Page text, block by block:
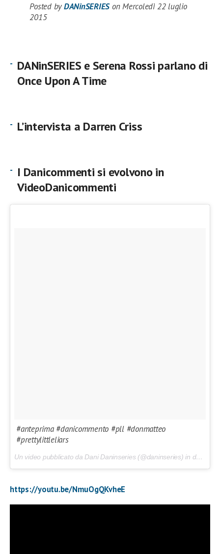
Posted byDANinSERIESon Mercoledì 22 luglio
2015
DANinSERIES e Serena Rossi parlano di
Once Upon A Time
L’intervista a Darren Criss
I Danicommenti si evolvono in
VideoDanicommenti
#anteprima #danicommento #pll #donmatteo
#prettylittleliars
Un video pubblicato da Dani Daninseries (@daninseries) in data:
https://youtu.be/NmuOgQKvheE